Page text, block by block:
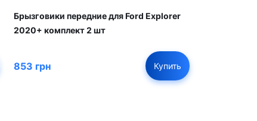
Брызговики передние для Ford Explorer
2020+ комплект 2 шт
853 грн Купить